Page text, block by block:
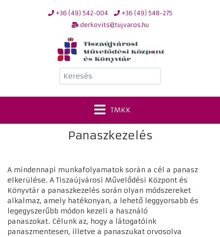
+36 (49) 542-004
+36 (49) 548-275
derkovits@tujvaros.hu
Keresés
TMKK
Panaszkezelés
A mindennapi munkafolyamatok során a cél a panasz
elkerülése. A Tiszaújvárosi Művelődési Központ és
Könyvtár a panaszkezelés során olyan módszereket
alkalmaz, amely hatékonyan, a lehető leggyorsabb és
legegyszerűbb módon kezeli a használó
panaszokat. Célunk az, hogy a látogatóink
panaszmentesen, illetve a panaszukat orvosolva